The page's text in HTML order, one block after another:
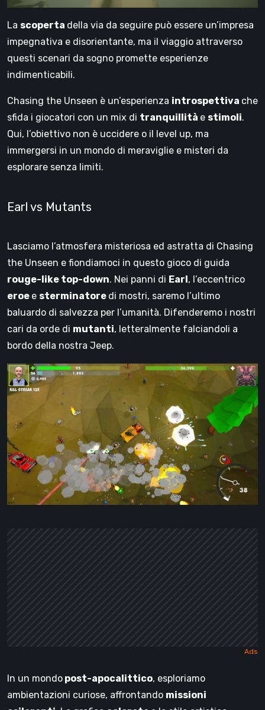
La scoperta della via da seguire può essere un’impresa
impegnativa e disorientante, ma il viaggio attraverso
questi scenari da sogno promette esperienze
indimenticabili.
Chasing the Unseen è un’esperienza introspettiva che
sfida i giocatori con un mix di tranquillità e stimoli.
Qui, l’obiettivo non è uccidere o il level up, ma
immergersi in un mondo di meraviglie e misteri da
esplorare senza limiti.
Earl vs Mutants
Lasciamo l’atmosfera misteriosa ed astratta di Chasing
the Unseen e fiondiamoci in questo gioco di guida
rouge-like top-down. Nei panni di Earl , l’eccentrico
eroe e sterminatore di mostri, saremo l’ultimo
baluardo di salvezza per l’umanità. Difenderemo i nostri
cari da orde di mutanti, letteralmente falciandoli a
bordo della nostra Jeep.
In un mondo post-apocalittico, esploriamo
ambientazioni curiose, affrontando missioni